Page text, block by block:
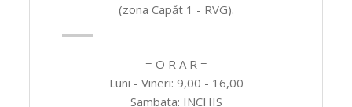
(zona Capăt 1 - RVG).
= O R A R =
Luni - Vineri: 9,00 - 16,00
Sambata: INCHIS